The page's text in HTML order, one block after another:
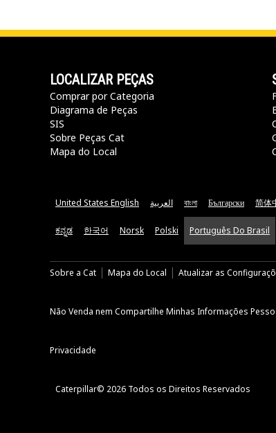
LOCALIZAR PEÇAS
Comprar por Categoria
Diagrama de Peças
SIS
Sobre Peças Cat
Mapa do Local
United States English العربية বাংলা Български 简体
ಕನ್ನಡ 한국어 Norsk Polski Português Do Brasil
Sobre a Cat Mapa do Local Atualizar as
Não Venda nem Compartilhe Minhas Informações
Privacidade
Caterpillar© 2026 Todos os Direitos Reservados